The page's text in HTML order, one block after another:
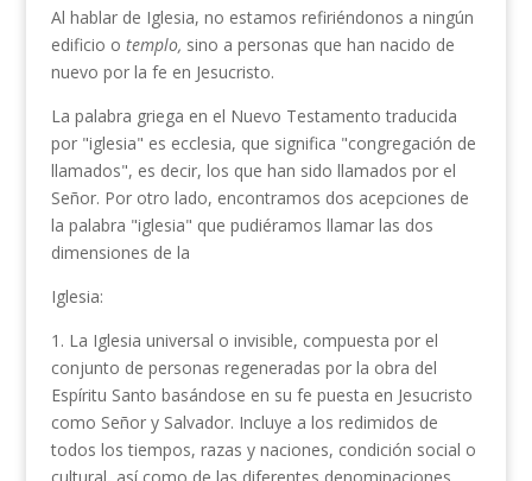
Al hablar de Iglesia, no estamos refiriéndonos a ningún
edificio o templo, sino a personas que han nacido de
nuevo por la fe en Jesucristo.
La palabra griega en el Nuevo Testamento traducida
por "iglesia" es ecclesia, que significa "congregación de
llamados", es decir, los que han sido llamados por el
Señor. Por otro lado, encontramos dos acepciones de
la palabra "iglesia" que pudiéramos llamar las dos
dimensiones de la
Iglesia:
1. La Iglesia universal o invisible, compuesta por el
conjunto de personas regeneradas por la obra del
Espíritu Santo basándose en su fe puesta en Jesucristo
como Señor y Salvador. Incluye a los redimidos de
todos los tiempos, razas y naciones, condición social o